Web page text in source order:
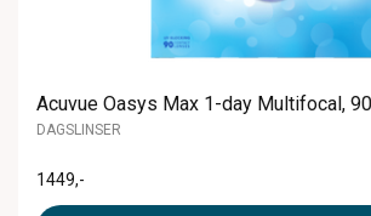
Acuvue Oasys Max 1-day Multifocal,
DAGSLINSER
1449,-